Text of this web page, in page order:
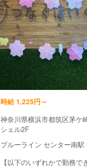
時給 1,225円～
神奈川県横浜市都筑区茅
シェル2F
ブルーライン センター南駅
【以下のいずれかで勤務で